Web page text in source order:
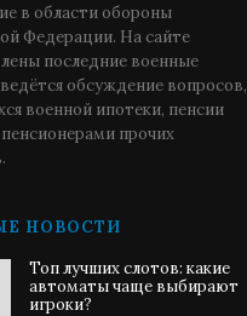
в области обороны
Федерации. На сайте
последние военные
обсуждение вопросов,
военной ипотеки, пенсии
прочих
НОВОСТИ
Топ лучших слотов: какие
автоматы чаще выбирают
игроки?